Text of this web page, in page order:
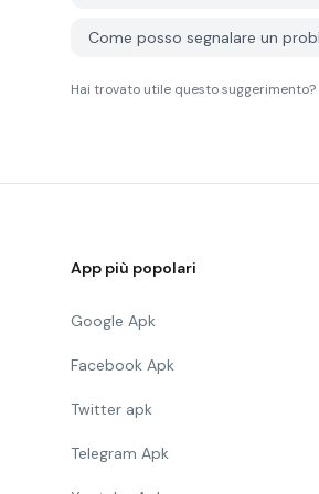
Come posso segnalare un
Hai trovato utile questo suggerimento?
App più popolari
Google Apk
Facebook Apk
Twitter apk
Telegram Apk